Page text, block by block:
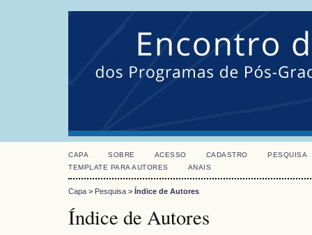
CAPA SOBRE ACESSO CADASTRO
PESQUISA
TEMPLATE PARA AUTORES
ANAIS
Capa > Pesquisa > Índice de Autores
Índice de Autores